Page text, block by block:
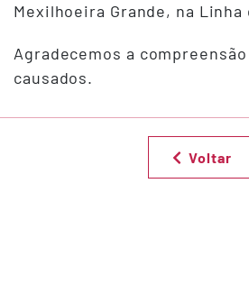
Mexilhoeira Grande, na Linha
Agradecemos a
causados.
Voltar